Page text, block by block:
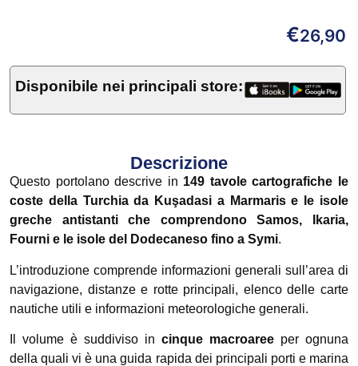
€26,90
Disponibile nei principali store:
Descrizione
Questo portolano descrive in 149 tavole cartografiche le
coste della Turchia da Kuşadasi a Marmaris e le isole
greche antistanti che comprendono Samos, Ikaria,
Fourni e le isole del Dodecaneso fino a Symi.
L’introduzione comprende informazioni generali sull’area di
navigazione, distanze e rotte principali, elenco delle carte
nautiche utili e informazioni meteorologiche generali.
Il volume è suddiviso in cinque macroaree per ognuna
della quali vi è una guida rapida dei principali porti e marina